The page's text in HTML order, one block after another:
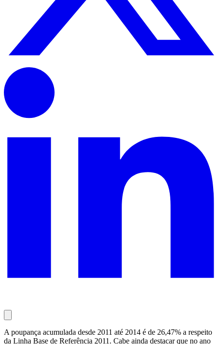
A poupança acumulada desde 2011 até 2014 é de 26,47% a respeito
da Linha Base de Referência 2011. Cabe ainda destacar que no ano